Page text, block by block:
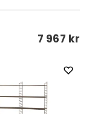
7 967 kr